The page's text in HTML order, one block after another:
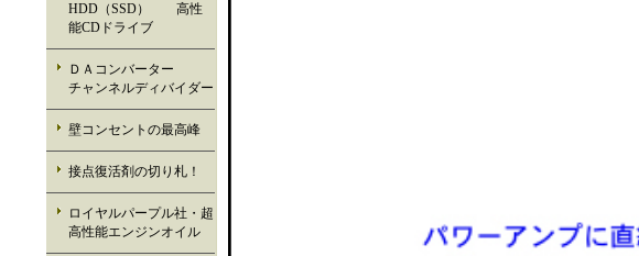
HDD（SSD） 高性
能CDドライブ
ＤＡコンバーター
チャンネルディバイダー
壁コンセントの最高峰
接点復活剤の切り札！
ロイヤルパープル社・超
高性能エンジンオイル